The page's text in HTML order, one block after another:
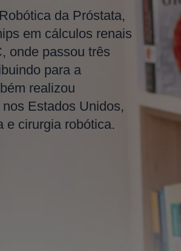
da Próstata,
em cálculos renais
onde passou três
para a
realizou
Estados Unidos,
e cirurgia robótica.